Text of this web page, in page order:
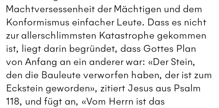
Machtversessenheit der Mächtigen und dem
Konformismus einfacher Leute. Dass es nicht
zur allerschlimmsten Katastrophe gekommen
ist, liegt darin begründet, dass Gottes Plan
von Anfang an ein anderer war: «Der Stein,
den die Bauleute verworfen haben, der ist zum
Eckstein geworden», zitiert Jesus aus Psalm
118, und fügt an, «Vom Herrn ist das